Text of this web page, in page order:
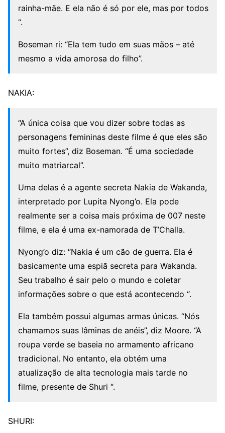
rainha-mãe. E ela não é só por ele, mas por todos
“.
Boseman ri: “Ela tem tudo em suas mãos – até
mesmo a vida amorosa do filho”.
NAKIA:
“A única coisa que vou dizer sobre todas as
personagens femininas deste filme é que eles são
muito fortes”, diz Boseman. “É uma sociedade
muito matriarcal”.
Uma delas é a agente secreta Nakia de Wakanda,
interpretado por Lupita Nyong’o. Ela pode
realmente ser a coisa mais próxima de 007 neste
filme, e ela é uma ex-namorada de T’Challa.
Nyong’o diz: “Nakia é um cão de guerra. Ela é
basicamente uma espiã secreta para Wakanda.
Seu trabalho é sair pelo o mundo e coletar
informações sobre o que está acontecendo “.
Ela também possui algumas armas únicas. “Nós
chamamos suas lâminas de anéis”, diz Moore. “A
roupa verde se baseia no armamento africano
tradicional. No entanto, ela obtém uma
atualização de alta tecnologia mais tarde no
filme, presente de Shuri “.
SHURI: